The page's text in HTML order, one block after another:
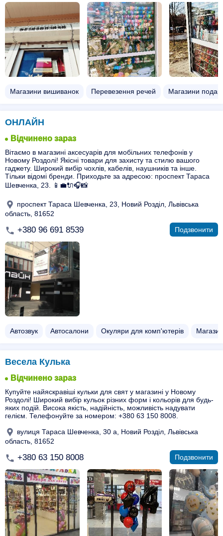
Магазини вишиванок Перевезення речей Магазини
ОНЛАЙН
Відчинено зараз
Вітаємо в магазині аксесуарів для мобільних телефонів у
Новому Роздолі! Якісні товари для захисту та стилю вашого
гаджету. Широкий вибір чохлів, кабелів, наушників та інше.
Тільки відомі бренди. Приходьте за адресою: проспект Тараса
Шевченка, 23. 📱💼🔌🎧📸
проспект Тараса Шевченка, 23, Новий Розділ, Львівська
область, 81652
+380 96 691 8539 Подзвонити
Автозвук Автосалони Окуляри для комп'ютерів
Весела Кулька
Відчинено зараз
Купуйте найяскравіші кульки для свят у магазині у Новому
Роздолі! Широкий вибір кульок різних форм і кольорів для будь-
яких подій. Висока якість, надійність, можливість надувати
гелієм. Телефонуйте за номером: +380 63 150 8008.
вулиця Тараса Шевченка, 30 а, Новий Розділ, Львівська
область, 81652
+380 63 150 8008 Подзвонити